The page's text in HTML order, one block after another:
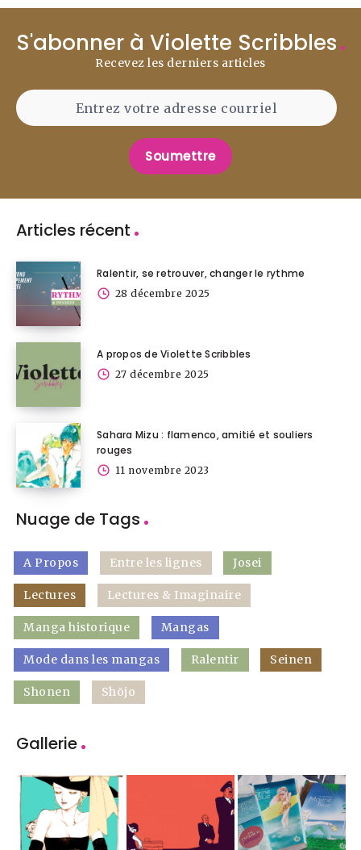
S'abonner à Violette Scribbles
Recevez les derniers articles
Soumettre
Articles récent
Ralentir, se retrouver, changer le rythme
28 décembre 2025
A propos de Violette Scribbles
27 décembre 2025
Sahara Mizu : flamenco, amitié et souliers
rouges
11 novembre 2023
Nuage de Tags
A Propos Entre les lignes Josei
Lectures Lectures & Imaginaire
Manga historique Mangas
Mode dans les mangas Ralentir Seinen
Shonen Shōjo
Gallerie